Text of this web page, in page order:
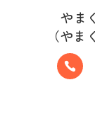
やま
（や